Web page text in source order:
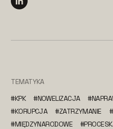
TEMATYKA
#KPK
#NOWELIZACJA
#KORUPCJA
#ZATRZYMANIE
#MIĘDZYNARODOWE